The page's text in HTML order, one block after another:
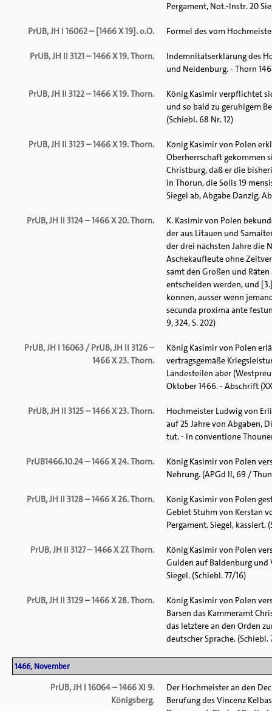
Pergament, Not.-Instr. 20
PrUB, JH I 16062 – [1466 X 19]. o.O. Formel des vom
PrUB, JH II 3121 – 1466 X 19. Thorn.
Indemnitätserklärung des
und Neidenburg. - Thorn
PrUB, JH II 3122 – 1466 X 19. Thorn.
König Kasimir verpflichtet
und so bald zu geruhigem
(Schiebl. 68 Nr. 12)
PrUB, JH II 3123 – 1466 X 19. Thorn.
König Kasimir von Polen
Oberherrschaft gekommen
Christburg, daß er die
in Thorun, die Solis 19
Siegel ab, Abgabe Danzig,
PrUB, JH II 3124 – 1466 X 20. Thorn.
K. Kasimir von Polen
der aus Litauen und
der drei nächsten Jahre die
Aschekaufleute ohne
samt den Großen und
entscheiden werden, und
können, ausser wenn
secunda proxima ante
9, 324, S. 202)
PrUB, JH I 16063 / PrUB, JH II 3126 –
1466 X 23. Thorn.
König Kasimir von Polen
vertragsgemäße
Landesteilen aber
Oktober 1466. - Abschrift
PrUB, JH II 3125 – 1466 X 23. Thorn.
Hochmeister Ludwig von
auf 25 Jahre von Abgaben,
tut. - In conventione
PrUB1466.10.24 – 1466 X 24. Thorn.
König Kasimir von Polen
Nehrung. (APGd II, 69 /
PrUB, JH II 3128 – 1466 X 26. Thorn.
König Kasimir von Polen
Gebiet Stuhm von Kerstan
Pergament. Siegel, kassiert.
PrUB, JH II 3127 – 1466 X 27. Thorn.
König Kasimir von Polen
Gulden auf Baldenburg und
Siegel. (Schiebl. 77/16)
PrUB, JH II 3129 – 1466 X 28. Thorn.
König Kasimir von Polen
Barsen das Kammeramt
das letztere an den Orden
deutscher Sprache. (Schiebl.
1466, November
PrUB, JH I 16064 – 1466 XI 9.
Königsberg.
Der Hochmeister an den
Berufung des Vincenz